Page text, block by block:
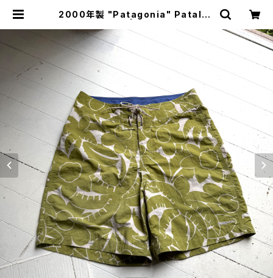
2000年製 "Patagonia" Pataloh